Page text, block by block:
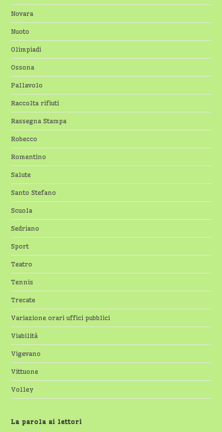
Novara
Nuoto
Olimpiadi
Ossona
Pallavolo
Raccolta rifiuti
Rassegna Stampa
Robecco
Romentino
Salute
Santo Stefano
Scuola
Sedriano
Sport
Teatro
Tennis
Trecate
Variazione orari uffici pubblici
Viabilità
Vigevano
Vittuone
Volley
La parola ai lettori